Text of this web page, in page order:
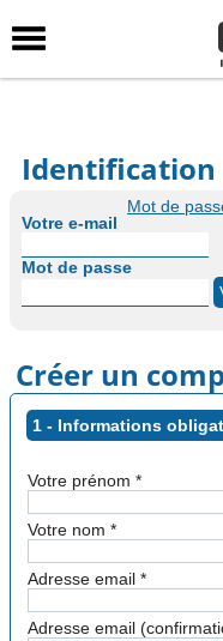
Identification
Mot de
Votre e-mail
Mot de passe
Créer un
1 - Informations
Votre prénom *
Votre nom *
Adresse email *
Adresse email